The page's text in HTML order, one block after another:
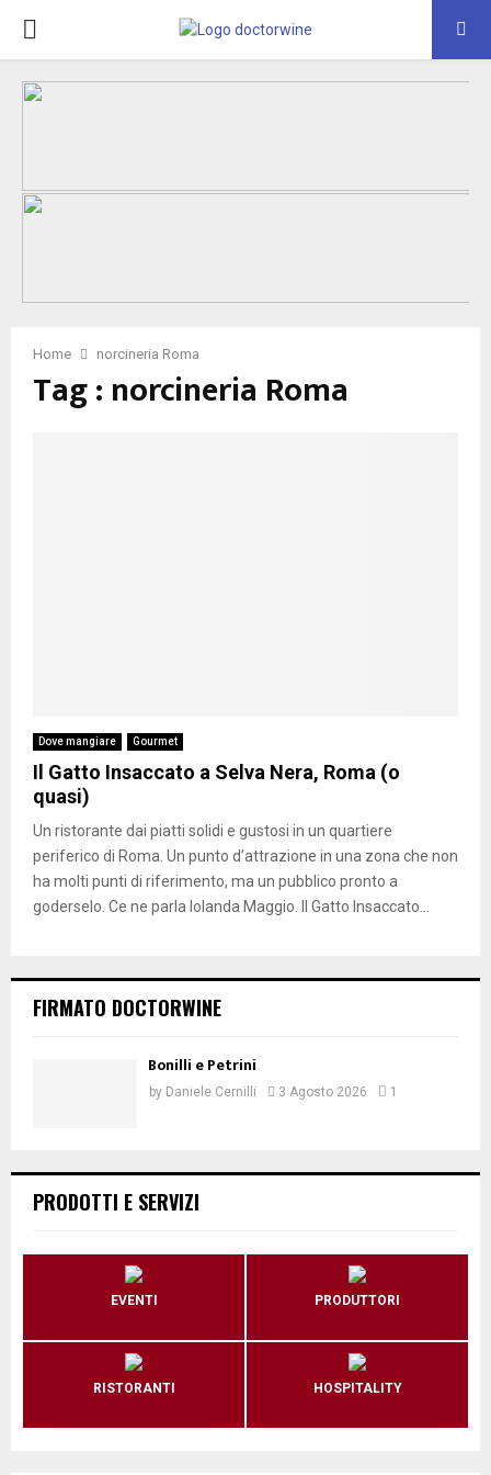
PRIMARY
MENU
Home norcineria Roma
Tag : norcineria Roma
Dove mangiare Gourmet
Il Gatto Insaccato a Selva Nera, Roma (o
quasi)
Un ristorante dai piatti solidi e gustosi in un quartiere
periferico di Roma. Un punto d’attrazione in una zona che non
ha molti punti di riferimento, ma un pubblico pronto a
goderselo. Ce ne parla Iolanda Maggio. Il Gatto Insaccato...
FIRMATO DOCTORWINE
Bonilli e Petrini
by Daniele Cernilli 3 Agosto 2026 1
PRODOTTI E SERVIZI
EVENTI PRODUTTORI
RISTORANTI HOSPITALITY